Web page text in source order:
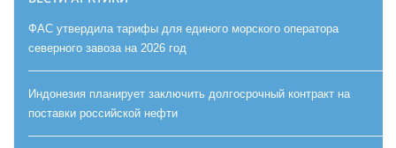
ФАС утвердила тарифы для единого морского оператора
северного завоза на 2026 год
Индонезия планирует заключить долгосрочный контракт на
поставки российской нефти